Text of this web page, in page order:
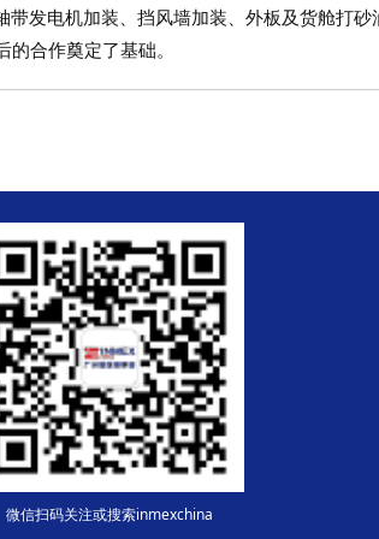
带发电机加装、挡风墙加装、外板及货舱打砂
合作奠定了基础。
微信扫码关注或搜索inmexchina